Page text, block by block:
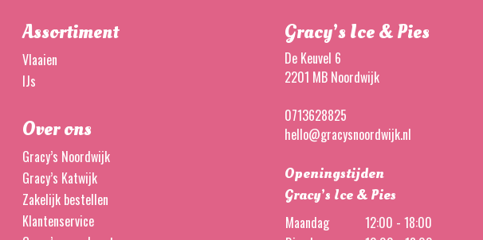
Assortiment
Vlaaien
IJs
Over ons
Gracy’s Noordwijk
Gracy’s Katwijk
Zakelijk bestellen
Klantenservice
Gracy’s Ice & Pies
De Keuvel 6
2201 MB Noordwijk
0713628825
hello@gracysnoordwijk.nl
Openingstijden
Gracy’s Ice & Pies
Maandag
12:00 - 18:00